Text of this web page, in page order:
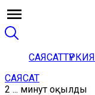
САЯСАТТҮРКИЯ
САЯСАТ
2 ... минут оқылды